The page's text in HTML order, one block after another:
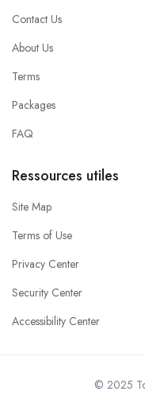
Contact Us
About Us
Terms
Packages
FAQ
Ressources utiles
Site Map
Terms of Use
Privacy Center
Security Center
Accessibility Center
© 2025